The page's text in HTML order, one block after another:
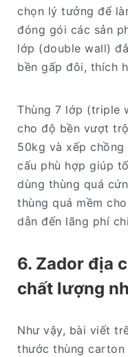
chọn lý tưởng để
đóng gói các sản
lớp (double wall)
bền gấp đôi, thích
Thùng 7 lớp (triple
cho độ bền vượt
50kg và xếp
cấu phù hợp giúp
dùng thùng quá
thùng quá mềm
dẫn đến lãng phí
6. Zador địa
chất lượng
Như vậy, bài viết
thước thùng carton